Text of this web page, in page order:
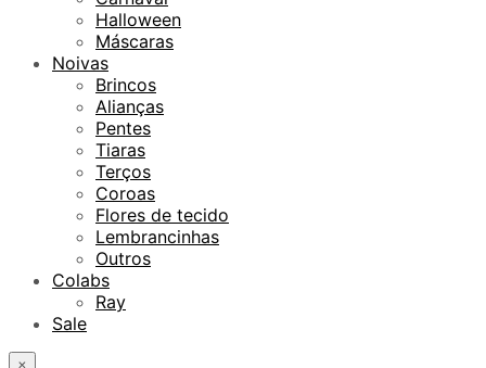
Halloween
Máscaras
Noivas
Brincos
Alianças
Pentes
Tiaras
Terços
Coroas
Flores de tecido
Lembrancinhas
Outros
Colabs
Ray
Sale
×